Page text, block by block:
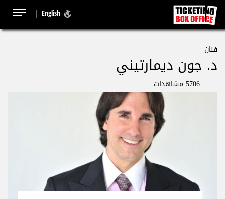
English
فنان
د. جون ديمارتيني
5706 مشاهدات